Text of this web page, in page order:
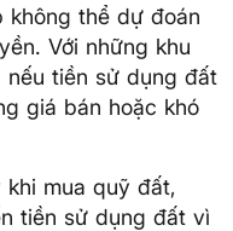
không thể dự đoán
Với những khu
nếu tiền sử dụng đất
giá bán hoặc khó
mua quỹ đất,
tiền sử dụng đất vì